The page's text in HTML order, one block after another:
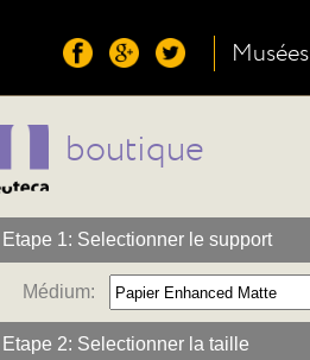
Musées
boutique
Etape 1: Selectionner le support
Médium:
Etape 2: Selectionner la taille